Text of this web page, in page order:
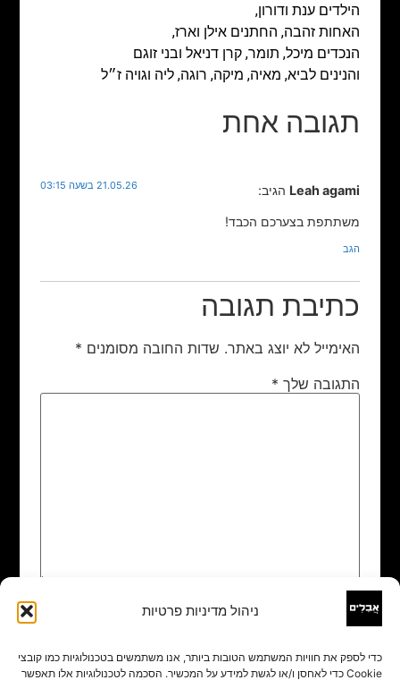
ניהול מדיניות פרטיות
כדי לספק את חוויות המשתמש הטובות ביותר, אנו משתמשים בטכנולוגיות כמו קובצי
Cookie כדי לאחסן ו/או לגשת למידע על המכשיר. הסכמה לטכנולוגיות אלו תאפשר
הילדים ענת ודורון,
האחות זהבה, החתנים אילן וארז,
הנכדים מיכל, תומר, קרן דניאל ובני זוגם
והנינים לביא, מאיה, מיקה, רוגה, ליה וגויה ז״ל
תגובה אחת
Leah agami הגיב: 21.05.26 בשעה 03:15
משתתפת בצערכם הכבד!
הגב
כתיבת תגובה
האימייל לא יוצג באתר. שדות החובה מסומנים *
התגובה שלך *
שם